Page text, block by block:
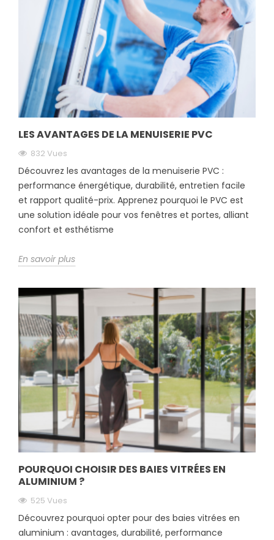
LES AVANTAGES DE LA MENUISERIE PVC
832 Vues
Découvrez les avantages de la menuiserie PVC :
performance énergétique, durabilité, entretien facile
et rapport qualité-prix. Apprenez pourquoi le PVC est
une solution idéale pour vos fenêtres et portes, alliant
confort et esthétisme
En savoir plus
POURQUOI CHOISIR DES BAIES VITRÉES EN
ALUMINIUM ?
525 Vues
Découvrez pourquoi opter pour des baies vitrées en
aluminium : avantages, durabilité, performance